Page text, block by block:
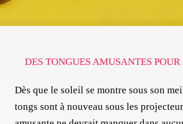
DES TONGUES AMUSANTES
Dès que le soleil se montre sous son
tongs sont à nouveau sous les